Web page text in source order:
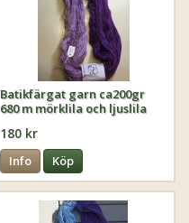
Batikfärgat garn ca200gr
680 m mörklila och ljuslila
180 kr
Info Köp